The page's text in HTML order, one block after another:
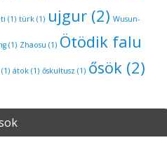
(1) türk(1) ujgur(2) Wusun-
(1) Zhaosu (1) Ötödik falu
átok(1) őskultusz (1) ősök(2)